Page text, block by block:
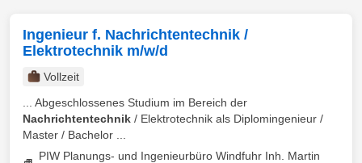
Ingenieur f. Nachrichtentechnik /
Elektrotechnik m/w/d
Vollzeit
... Abgeschlossenes Studium im Bereich der
Nachrichtentechnik / Elektrotechnik als Diplomingenieur /
Master / Bachelor ...
PIW Planungs- und Ingenieurbüro Windfuhr Inh. Martin